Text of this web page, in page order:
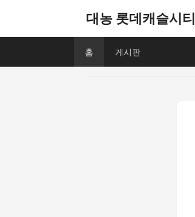
대농 롯데캐슬시티
홈 게시판